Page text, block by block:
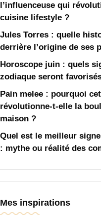
l’influenceuse qui
cuisine lifestyle ?
Jules Torres : quelle
derrière l’origine de ses
Horoscope juin : quels
zodiaque seront
Pain melee : pourquoi
révolutionne-t-elle la
maison ?
Quel est le meilleur
: mythe ou réalité des
Mes inspirations